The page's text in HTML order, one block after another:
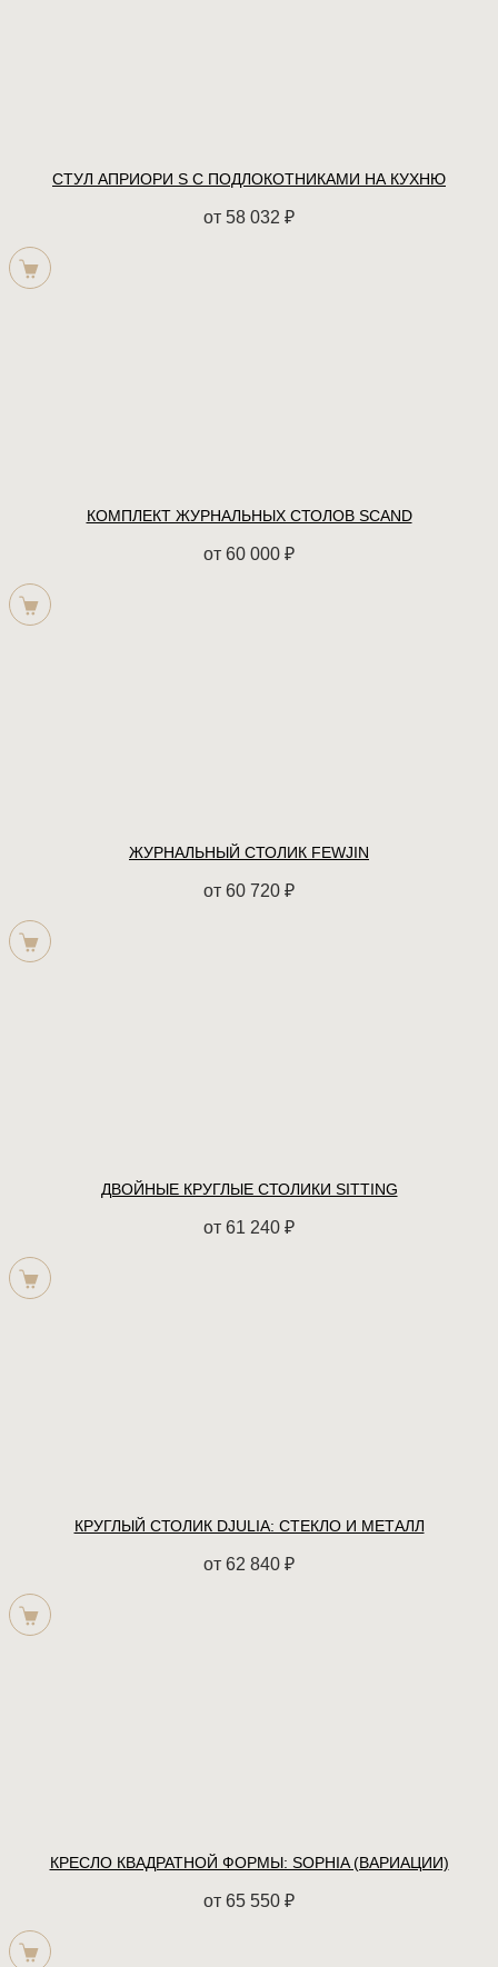
СТУЛ АПРИОРИ S С ПОДЛОКОТНИКАМИ НА КУХНЮ
от 58 032 ₽
КОМПЛЕКТ ЖУРНАЛЬНЫХ СТОЛОВ SCAND
от 60 000 ₽
ЖУРНАЛЬНЫЙ СТОЛИК FEWJIN
от 60 720 ₽
ДВОЙНЫЕ КРУГЛЫЕ СТОЛИКИ SITTING
от 61 240 ₽
КРУГЛЫЙ СТОЛИК DJULIA: СТЕКЛО И МЕТАЛЛ
от 62 840 ₽
КРЕСЛО КВАДРАТНОЙ ФОРМЫ: SOPHIA (ВАРИАЦИИ)
от 65 550 ₽